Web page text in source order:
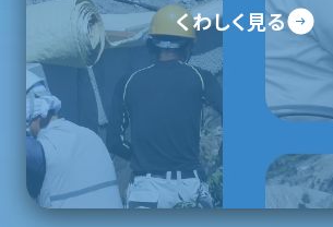
くわしく見る